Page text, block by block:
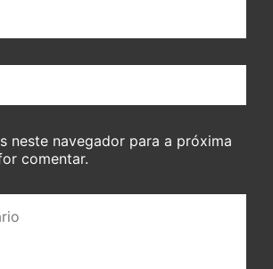
neste navegador para a próxima
comentar.